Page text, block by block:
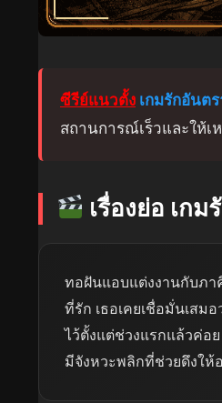
ซีรีย์แนวตั้ง เกมรักอันต
สถานการณ์เร็วและให้
เรื่องย่อ เก
ทอฝันแอบแต่งงานกับภา
ที่รัก เธอเคยเชื่อมั่นเส
ไว้ตั้งแต่ช่วงแรกแล้วค่อ
มีจังหวะพลิกที่ช่วยดึงให้